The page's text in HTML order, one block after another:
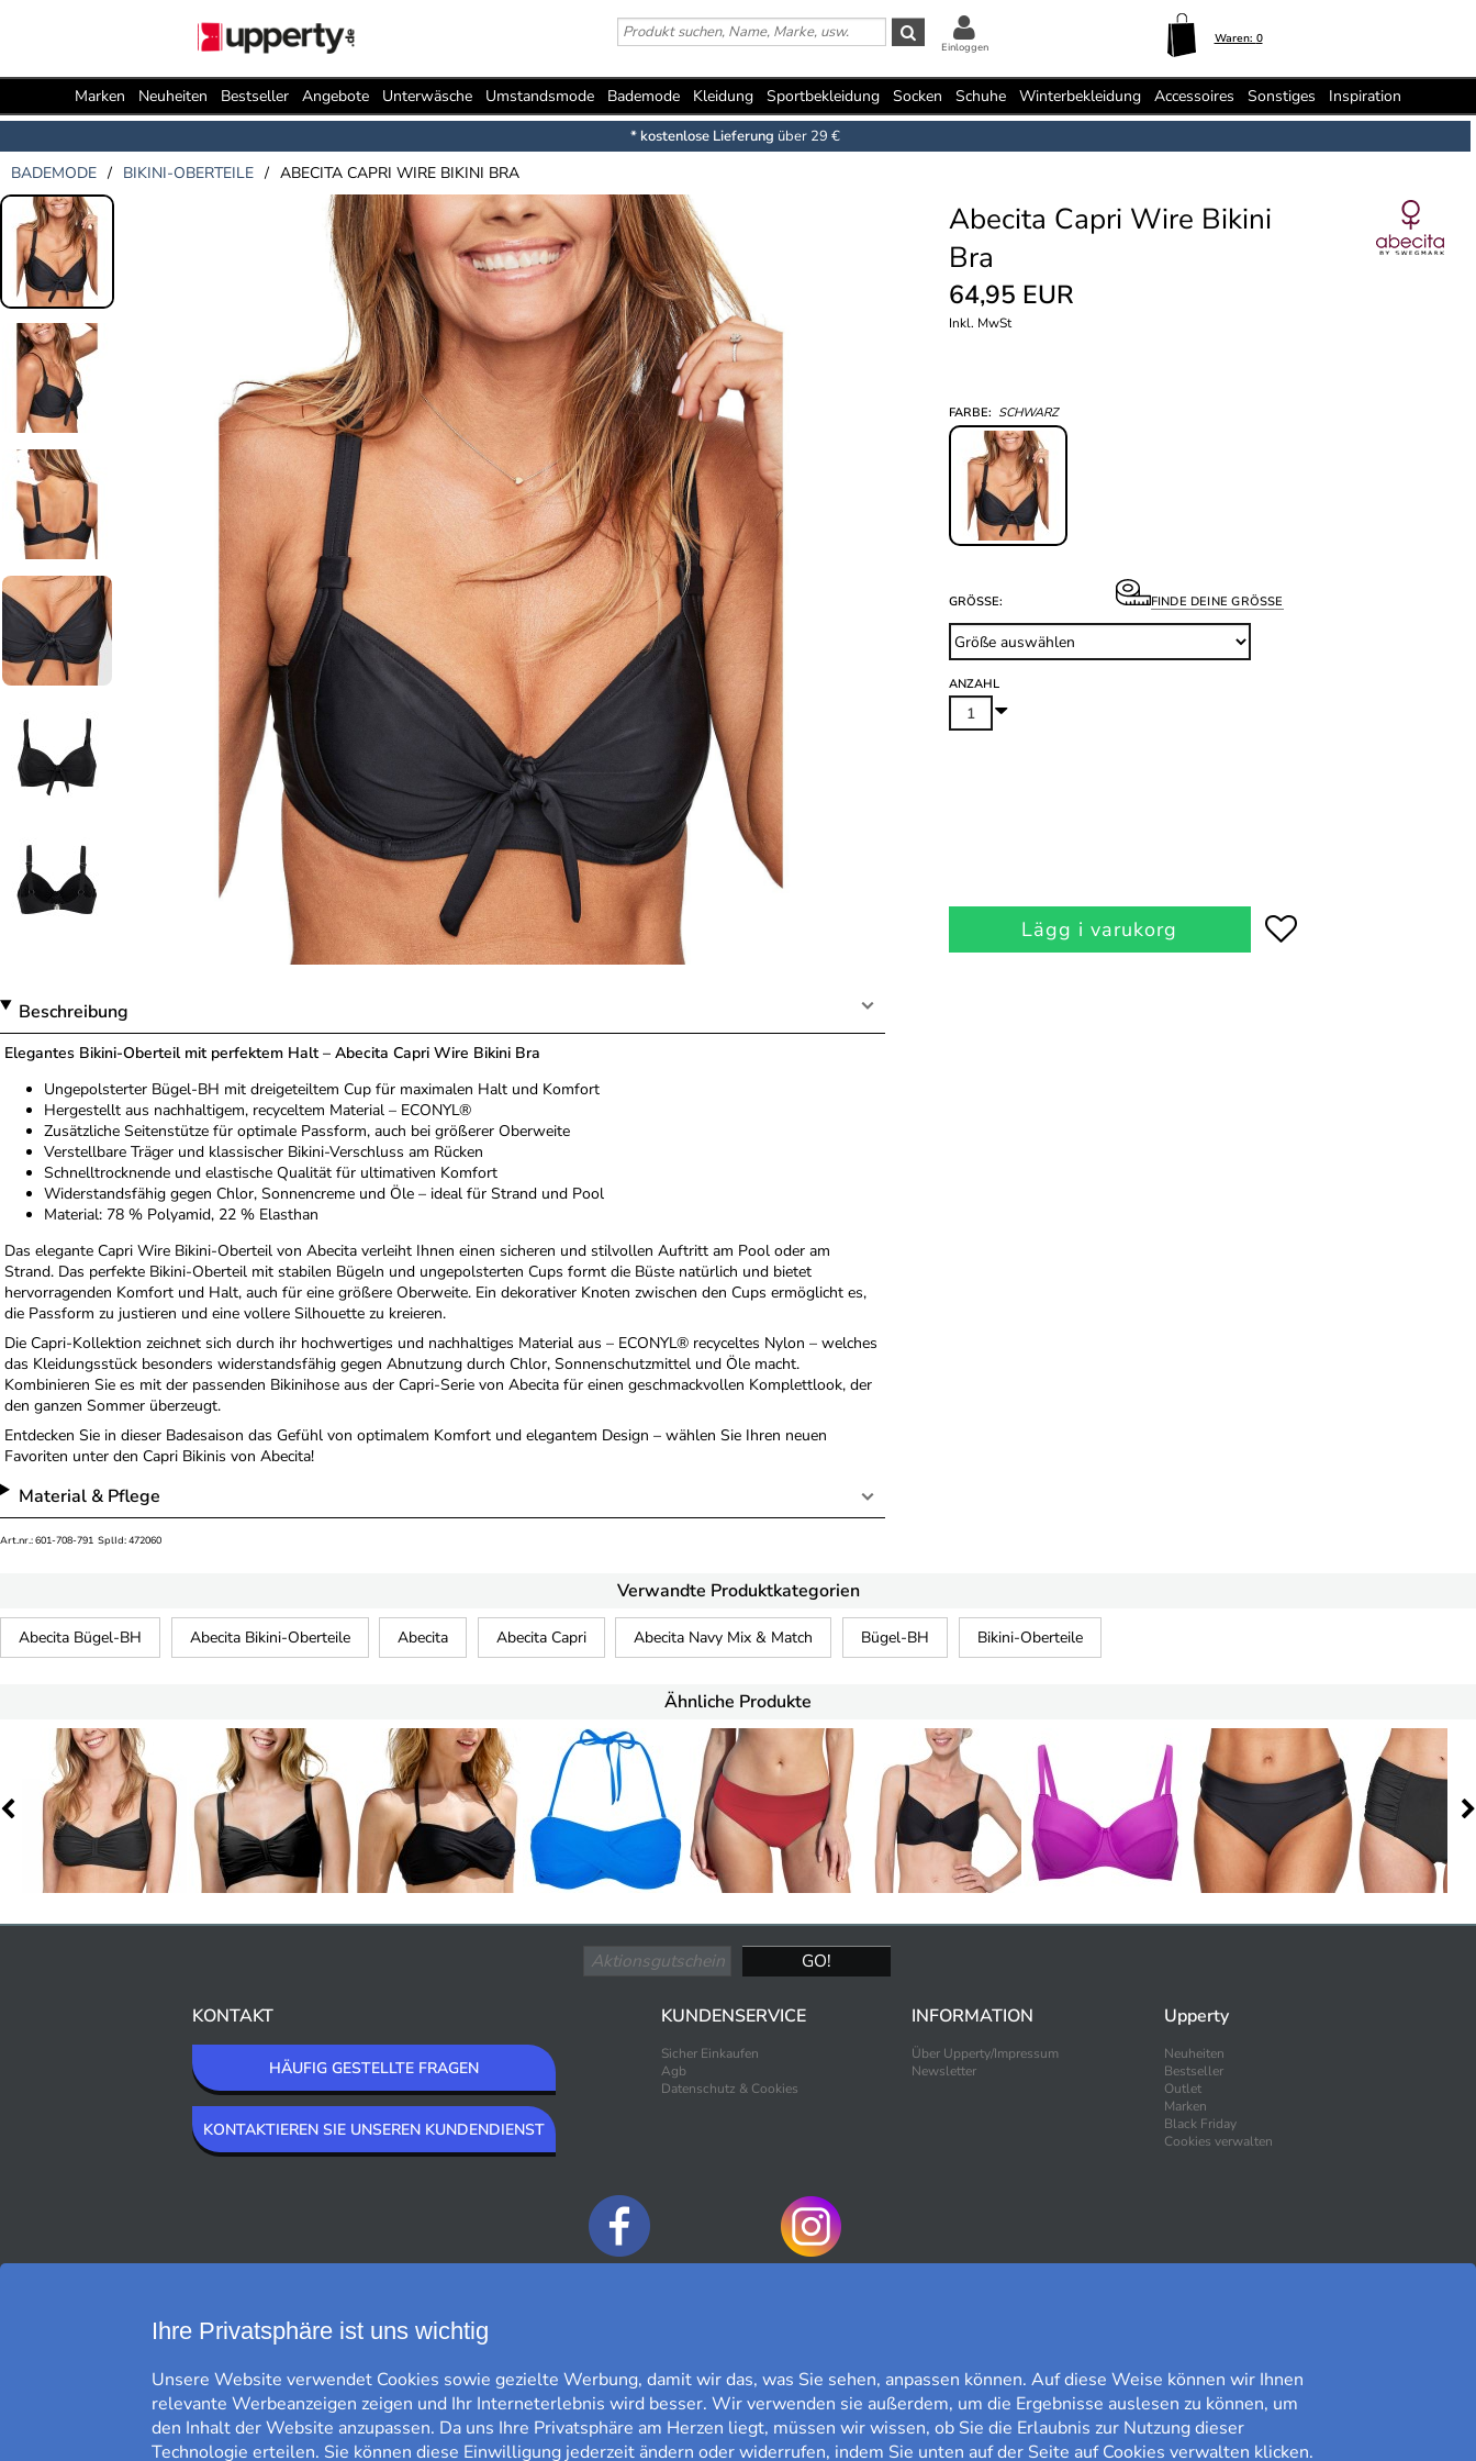
Waren: 0
Einloggen
Marken Neuheiten Bestseller Angebote Unterwäsche Umstandsmode Bademode Kleidung Sportbekleidung Socken Schuhe Winterbekleidung Accessoires Sonstiges Inspiration
* kostenlose Lieferung über 29 €
BADEMODE / BIKINI-OBERTEILE / ABECITA CAPRI WIRE BIKINI BRA
Abecita Capri Wire Bikini
Bra
64,95 EUR
Inkl. MwSt
FARBE: SCHWARZ
GRÖSSE: FINDE DEINE GRÖSSE
ANZAHL
Lägg i varukorg
Beschreibung
Elegantes Bikini-Oberteil mit perfektem Halt – Abecita Capri Wire Bikini Bra
Ungepolsterter Bügel-BH mit dreigeteiltem Cup für maximalen Halt und Komfort
Hergestellt aus nachhaltigem, recyceltem Material – ECONYL®
Zusätzliche Seitenstütze für optimale Passform, auch bei größerer Oberweite
Verstellbare Träger und klassischer Bikini-Verschluss am Rücken
Schnelltrocknende und elastische Qualität für ultimativen Komfort
Widerstandsfähig gegen Chlor, Sonnencreme und Öle – ideal für Strand und Pool
Material: 78 % Polyamid, 22 % Elasthan
Das elegante Capri Wire Bikini-Oberteil von Abecita verleiht Ihnen einen sicheren und stilvollen Auftritt am Pool oder am
Strand. Das perfekte Bikini-Oberteil mit stabilen Bügeln und ungepolsterten Cups formt die Büste natürlich und bietet
hervorragenden Komfort und Halt, auch für eine größere Oberweite. Ein dekorativer Knoten zwischen den Cups ermöglicht es,
die Passform zu justieren und eine vollere Silhouette zu kreieren.
Die Capri-Kollektion zeichnet sich durch ihr hochwertiges und nachhaltiges Material aus – ECONYL® recyceltes Nylon – welches
das Kleidungsstück besonders widerstandsfähig gegen Abnutzung durch Chlor, Sonnenschutzmittel und Öle macht.
Kombinieren Sie es mit der passenden Bikinihose aus der Capri-Serie von Abecita für einen geschmackvollen Komplettlook, der
den ganzen Sommer überzeugt.
Entdecken Sie in dieser Badesaison das Gefühl von optimalem Komfort und elegantem Design – wählen Sie Ihren neuen
Favoriten unter den Capri Bikinis von Abecita!
Material & Pflege
Art.nr.: 601-708-791 SplId: 472060
Verwandte Produktkategorien
Abecita Bügel-BH Abecita Bikini-Oberteile Abecita Abecita Capri Abecita Navy Mix & Match Bügel-BH Bikini-Oberteile
Ähnliche Produkte
KONTAKT
HÄUFIG GESTELLTE FRAGEN
KONTAKTIEREN SIE UNSEREN KUNDENDIENST
KUNDENSERVICE
Sicher Einkaufen
Agb
Datenschutz & Cookies
INFORMATION
Über Upperty/Impressum
Newsletter
Upperty
Neuheiten
Bestseller
Outlet
Marken
Black Friday
Cookies verwalten
Kundomdöme på Prisjakt
Ihre Privatsphäre ist uns wichtig
Unsere Website verwendet Cookies sowie gezielte Werbung, damit wir das, was Sie sehen, anpassen können. Auf diese Weise können wir Ihnen
relevante Werbeanzeigen zeigen und Ihr Interneterlebnis wird besser. Wir verwenden sie außerdem, um die Ergebnisse auslesen zu können, um
den Inhalt der Website anzupassen. Da uns Ihre Privatsphäre am Herzen liegt, müssen wir wissen, ob Sie die Erlaubnis zur Nutzung dieser
Technologie erteilen. Sie können diese Einwilligung jederzeit ändern oder widerrufen, indem Sie unten auf der Seite auf Cookies verwalten klicken.